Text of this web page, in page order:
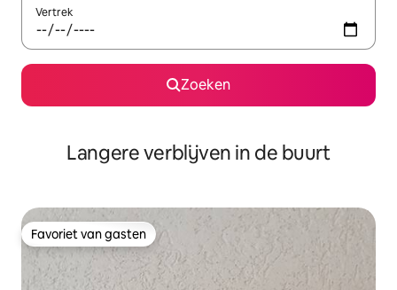
Vertrek
Zoeken
Langere verblijven in de buurt
Favoriet van gasten
Favoriet van gasten